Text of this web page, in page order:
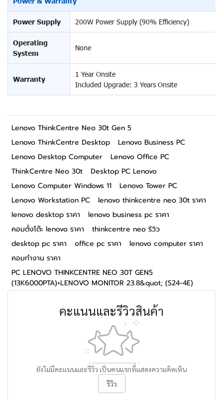
Power Supply 200W Power Supply (90% Efficiency)
Operating
System
None
Warranty
1 Year Onsite
Included Upgrade: 3 Years Onsite
Lenovo ThinkCentre Neo 30t Gen 5
Lenovo ThinkCentre Desktop
Lenovo Business PC
Lenovo Desktop Computer
Lenovo Office PC
ThinkCentre Neo 30t
Desktop PC Lenovo
Lenovo Computer Windows 11
Lenovo Tower PC
Lenovo Workstation PC
lenovo thinkcentre neo 30t ราคา
lenovo desktop ราคา
lenovo business pc ราคา
คอมตั้งโต๊ะ lenovo ราคา
thinkcentre neo รีวิว
desktop pc ราคา
office pc ราคา
lenovo computer ราคา
คอมทำงาน ราคา
PC LENOVO THINKCENTRE NEO 30T GEN5
(13K6000PTA)+LENOVO MONITOR 23.8&quot; (S24-4E)
คะแนนและรีวิวสินค้า
ยังไม่มีคะแนนและรีวิว เป็นคนแรกที่แสดงความคิดเห็น
รีวิว